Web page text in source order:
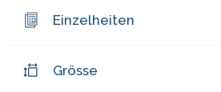
Einzelheiten
Grösse